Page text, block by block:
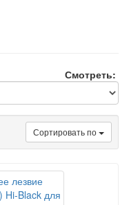
Смотреть:
Сортировать по